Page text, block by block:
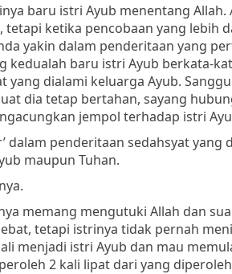
baru istri Ayub menentang
ketika pencobaan yang lebih
yakin dalam penderitaan yang
kedualah baru istri Ayub berkata-
yang dialami keluarga Ayub.
dia tetap bertahan, sayang
jempol terhadap istri
dalam penderitaan sedahsyat yang
maupun Tuhan.
memang mengutuki Allah dan
tetapi istrinya tidak pernah
menjadi istri Ayub dan mau
2 kali lipat dari yang